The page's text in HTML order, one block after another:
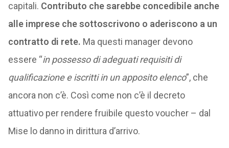
capitali. Contributo che sarebbe concedibile anche
alle imprese che sottoscrivono o aderiscono a un
contratto di rete. Ma questi manager devono
essere “in possesso di adeguati requisiti di
qualificazione e iscritti in un apposito elenco”, che
ancora non c’è. Così come non c’è il decreto
attuativo per rendere fruibile questo voucher – dal
Mise lo danno in dirittura d’arrivo.